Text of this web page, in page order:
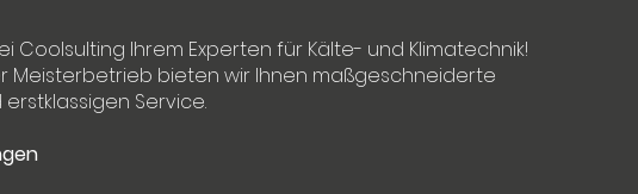
Coolsulting Ihrem Experten für Kälte- und Klimatechnik!
Meisterbetrieb bieten wir Ihnen maßgeschneiderte
Service.